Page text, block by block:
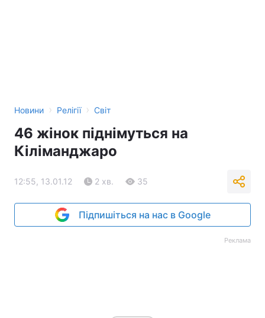
Новини › Релігії › Світ
46 жінок піднімуться на
Кіліманджаро
12:55, 13.01.12 2 хв. 35
Підпишіться на нас в Google
Реклама